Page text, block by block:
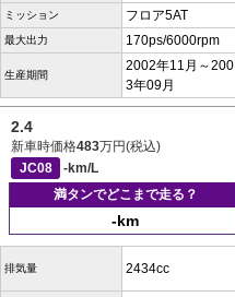
ミッション フロア5AT
最大出力 170ps/6000rpm
生産期間
2002年11月～200
3年09月
2.4
新車時価格483万円(税込)
JC08
-km/L
満タンでどこまで走る？
-km
排気量 2434cc